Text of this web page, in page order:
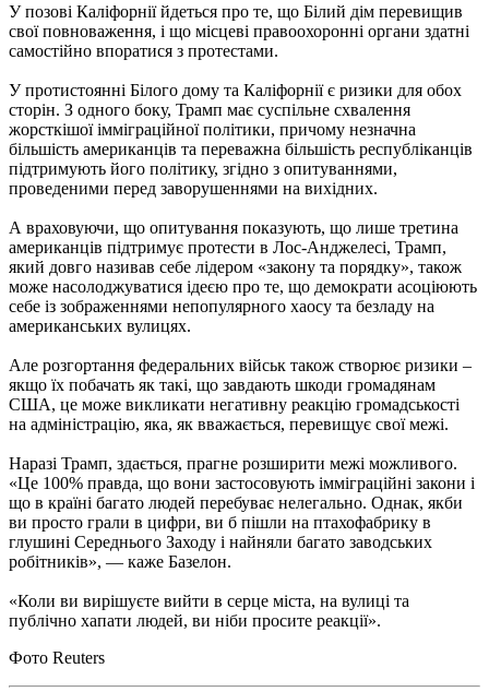
У позові Каліфорнії йдеться про те, що Білий дім перевищив
свої повноваження, і що місцеві правоохоронні органи здатні
самостійно впоратися з протестами.
У протистоянні Білого дому та Каліфорнії є ризики для обох
сторін. З одного боку, Трамп має суспільне схвалення
жорсткішої імміграційної політики, причому незначна
більшість американців та переважна більшість республіканців
підтримують його політику, згідно з опитуваннями,
проведеними перед заворушеннями на вихідних.
А враховуючи, що опитування показують, що лише третина
американців підтримує протести в Лос-Анджелесі, Трамп,
який довго називав себе лідером «закону та порядку», також
може насолоджуватися ідеєю про те, що демократи асоціюють
себе із зображеннями непопулярного хаосу та безладу на
американських вулицях.
Але розгортання федеральних військ також створює ризики –
якщо їх побачать як такі, що завдають шкоди громадянам
США, це може викликати негативну реакцію громадськості
на адміністрацію, яка, як вважається, перевищує свої межі.
Наразі Трамп, здається, прагне розширити межі можливого.
«Це 100% правда, що вони застосовують імміграційні закони і
що в країні багато людей перебуває нелегально. Однак, якби
ви просто грали в цифри, ви б пішли на птахофабрику в
глушині Середнього Заходу і найняли багато заводських
робітників», — каже Базелон.
«Коли ви вирішуєте вийти в серце міста, на вулиці та
публічно хапати людей, ви ніби просите реакції».
Фото Reuters